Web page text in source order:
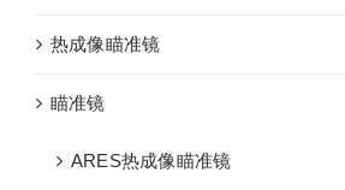
热成像瞄准镜
瞄准镜
ARES热成像瞄准镜